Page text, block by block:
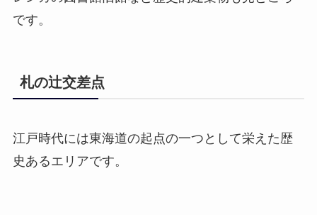
です。
札の辻交差点
江戸時代には東海道の起点の一つとして栄えた歴
史あるエリアです。